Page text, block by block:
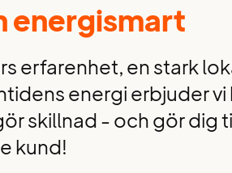
energismart
erfarenhet, en stark
energi erbjuder
skillnad - och gör dig
kund!